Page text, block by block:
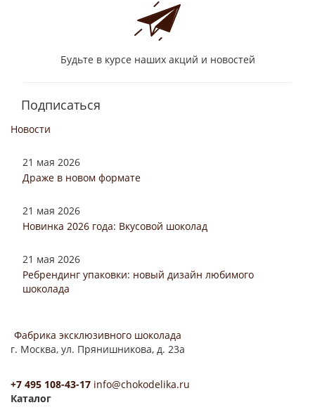
Будьте в курсе наших акций и новостей
Подписаться
Новости
21 мая 2026
Драже в новом формате
21 мая 2026
Новинка 2026 года: Вкусовой шоколад
21 мая 2026
Ребрендинг упаковки: новый дизайн любимого
шоколада
Фабрика эксклюзивного шоколада
г. Москва, ул. Прянишникова, д. 23а
+7 495 108-43-17 info@chokodelika.ru
Каталог